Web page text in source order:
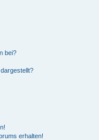
bei?
erhalten!